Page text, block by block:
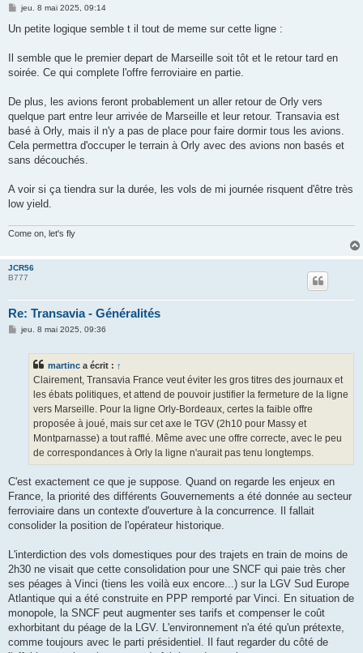
M
s
g
jeu. 8 mai 2025, 09:14
Un petite logique semble t il tout de meme sur cette ligne :
Il semble que le premier depart de Marseille soit tôt et le retour tard en
soirée. Ce qui complete l'offre ferroviaire en partie.
De plus, les avions feront probablement un aller retour de Orly vers
quelque part entre leur arrivée de Marseille et leur retour. Transavia est
basé à Orly, mais il n'y a pas de place pour faire dormir tous les avions.
Cela permettra d'occuper le terrain à Orly avec des avions non basés et
sans découchés.
A voir si ça tiendra sur la durée, les vols de mi journée risquent d'être très
low yield.
Come on, let's fly
JCR56
B777
Re: Transavia - Généralités
Mjeu. 8 mai 2025, 09:36
martinc a écrit : ↑
Clairement, Transavia France veut éviter les gros titres des journaux et
les ébats politiques, et attend de pouvoir justifier la fermeture de la ligne
vers Marseille. Pour la ligne Orly-Bordeaux, certes la faible offre
proposée à joué, mais sur cet axe le TGV (2h10 pour Massy et
Montparnasse) a tout rafflé. Même avec une offre correcte, avec le peu
de correspondances à Orly la ligne n'aurait pas tenu longtemps.
C'est exactement ce que je suppose. Quand on regarde les enjeux en
France, la priorité des différents Gouvernements a été donnée au secteur
ferroviaire dans un contexte d'ouverture à la concurrence. Il fallait
consolider la position de l'opérateur historique.
L'interdiction des vols domestiques pour des trajets en train de moins de
2h30 ne visait que cette consolidation pour une SNCF qui paie très cher
ses péages à Vinci (tiens les voilà eux encore...) sur la LGV Sud Europe
Atlantique qui a été construite en PPP remporté par Vinci. En situation de
monopole, la SNCF peut augmenter ses tarifs et compenser le coût
exhorbitant du péage de la LGV. L'environnement n'a été qu'un prétexte,
comme toujours avec le parti présidentiel. Il faut regarder du côté de